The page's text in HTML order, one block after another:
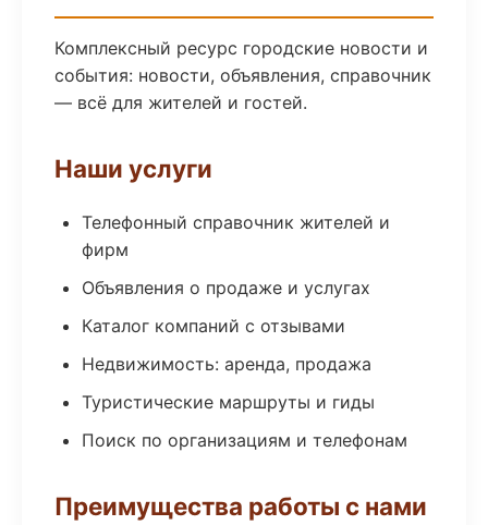
Комплексный ресурс городские новости и
события: новости, объявления, справочник
— всё для жителей и гостей.
Наши услуги
Телефонный справочник жителей и
фирм
Объявления о продаже и услугах
Каталог компаний с отзывами
Недвижимость: аренда, продажа
Туристические маршруты и гиды
Поиск по организациям и телефонам
Преимущества работы с нами